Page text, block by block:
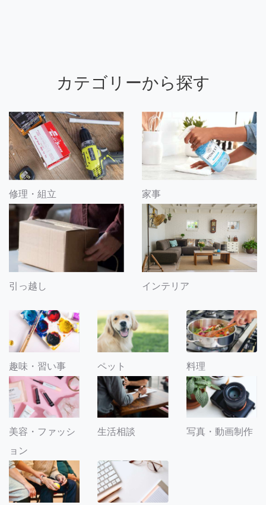
カテゴリーから探す
修理・組立 家事
引っ越し インテリア
趣味・習い事 ペット 料理
美容・ファッシ
ョン
生活相談 写真・動画制作